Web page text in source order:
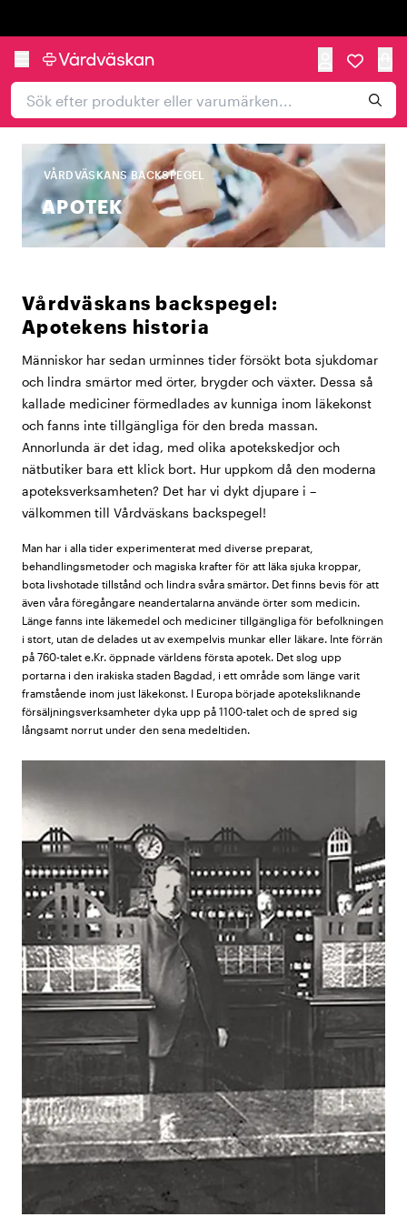
VÅRDVÄSKANS BACKSPEGEL
APOTEK
Vårdväskans backspegel:
Apotekens historia
Människor har sedan urminnes tider försökt bota sjukdomar
och lindra smärtor med örter, brygder och växter. Dessa så
kallade mediciner förmedlades av kunniga inom läkekonst
och fanns inte tillgängliga för den breda massan.
Annorlunda är det idag, med olika apotekskedjor och
nätbutiker bara ett klick bort. Hur uppkom då den moderna
apoteksverksamheten? Det har vi dykt djupare i –
välkommen till Vårdväskans backspegel!
Man har i alla tider experimenterat med diverse preparat,
behandlingsmetoder och magiska krafter för att läka sjuka kroppar,
bota livshotade tillstånd och lindra svåra smärtor. Det finns bevis för att
även våra föregångare neandertalarna använde örter som medicin.
Länge fanns inte läkemedel och mediciner tillgängliga för befolkningen
i stort, utan de delades ut av exempelvis munkar eller läkare. Inte förrän
på 760-talet e.Kr. öppnade världens första apotek. Det slog upp
portarna i den irakiska staden Bagdad, i ett område som länge varit
framstående inom just läkekonst. I Europa började apoteksliknande
försäljningsverksamheter dyka upp på 1100-talet och de spred sig
långsamt norrut under den sena medeltiden.